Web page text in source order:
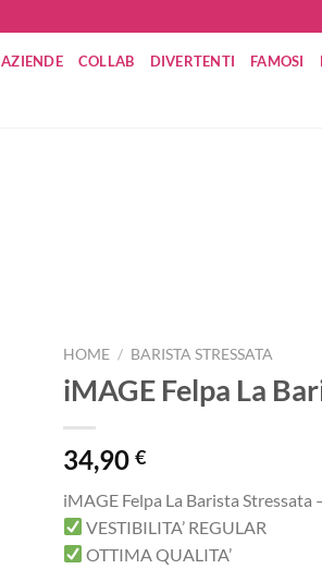
AZIENDE COLLAB DIVERTENTI FAMOSI
HOME / BARISTA STRESSATA
iMAGE Felpa La
34,90€
iMAGE Felpa La Barista Stressata
VESTIBILITA’ REGULAR
OTTIMA QUALITA’